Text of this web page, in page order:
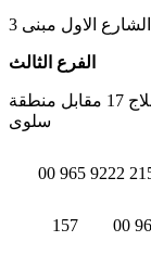
الفرع الثالث
شاطئ انجفة - شارع التعاون - قطعه 13 بلاج 17 مقابل منطقة
سلوى
00 965 9222
157 00